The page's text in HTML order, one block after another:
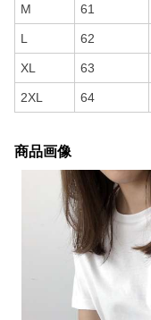
M 61
L 62
XL 63
2XL 64
商品画像